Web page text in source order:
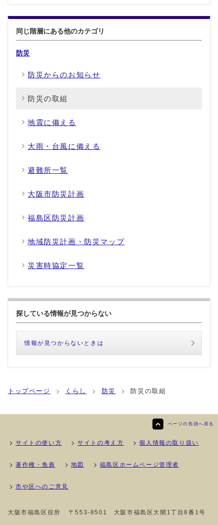
同じ階層にある他のカテゴリ
防災
防災からのお知らせ
防災の取組
地震に備える
大雨・台風に備える
避難所一覧
大阪市防災計画
福島区防災計画
地域防災計画・防災マップ
災害時協定一覧
探している情報が見つからない
情報が見つからないときは
トップページ くらし 防災 防災の取組
ページの先頭へ戻る
サイトの使い方 サイトの考え方 個人情報の取り扱い
著作権・免責 地図 福島区ホームページ管理者
市や区へのご意見
大阪市福島区役所 〒553-8501 大阪市福島区大開1丁目8番1号